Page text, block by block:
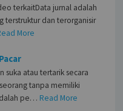
terkaitData jurnal adalah
terstruktur dan terorganisir
More
suka atau tertarik secara
tanpa memiliki
pe… Read More